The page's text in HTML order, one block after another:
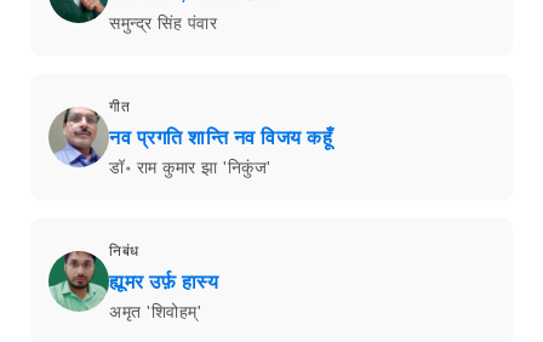
समुन्द्र सिंह पंवार
गीत
नव प्रगति शान्ति नव विजय कहूँ
डॉ॰ राम कुमार झा 'निकुंज'
निबंध
ह्यूमर उर्फ़ हास्य
अमृत 'शिवोहम्'